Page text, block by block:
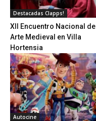
Destacadas Clapps!
XII Encuentro Nacional de
Arte Medieval en Villa
Hortensia
Autocine